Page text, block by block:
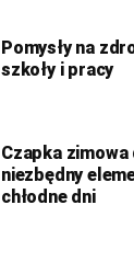
Pomysły na
szkoły i pracy
Czapka zimowa
niezbędny
chłodne dni